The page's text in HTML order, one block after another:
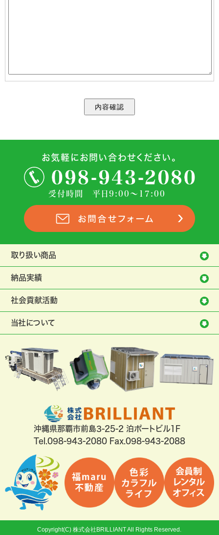
お気軽にお問い合わせください。
受付時間 平日9:00～17:00
取り扱い商品
納品実績
社会貢献活動
当社について
沖縄県那覇市前島3-25-2 泊ポートビル1F
Tel. 098-943-2080 Fax.098-943-2088
Copyright(C) 株式会社BRILLIANT All Rights Reserved.